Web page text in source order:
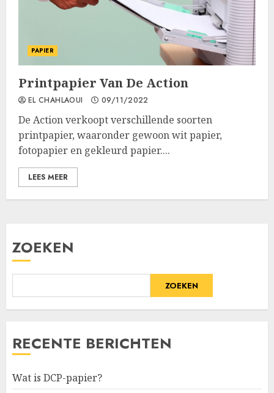
PAPIER
Printpapier Van De Action
EL CHAHLAOUI 09/11/2022
De Action verkoopt verschillende soorten
printpapier, waaronder gewoon wit papier,
fotopapier en gekleurd papier....
LEES MEER
ZOEKEN
ZOEKEN
RECENTE BERICHTEN
Wat is DCP-papier?